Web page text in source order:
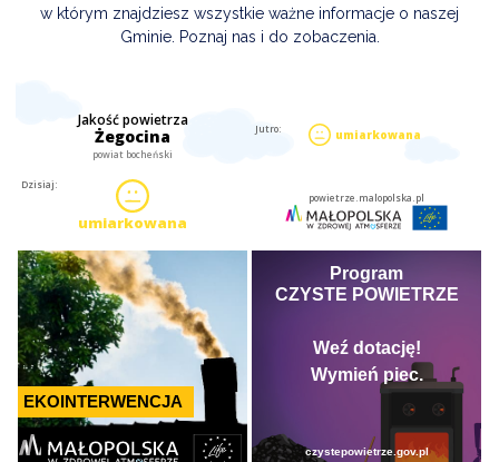
w którym znajdziesz wszystkie ważne informacje o naszej
Gminie. Poznaj nas i do zobaczenia.